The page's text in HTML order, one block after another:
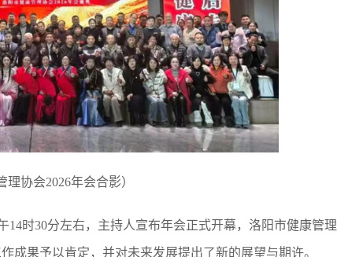
理协会2026年会合影）
14时30分左右，主持人宣布年会正式开幕，洛阳市健康管理
成果予以肯定，并对未来发展提出了新的展望与期许。